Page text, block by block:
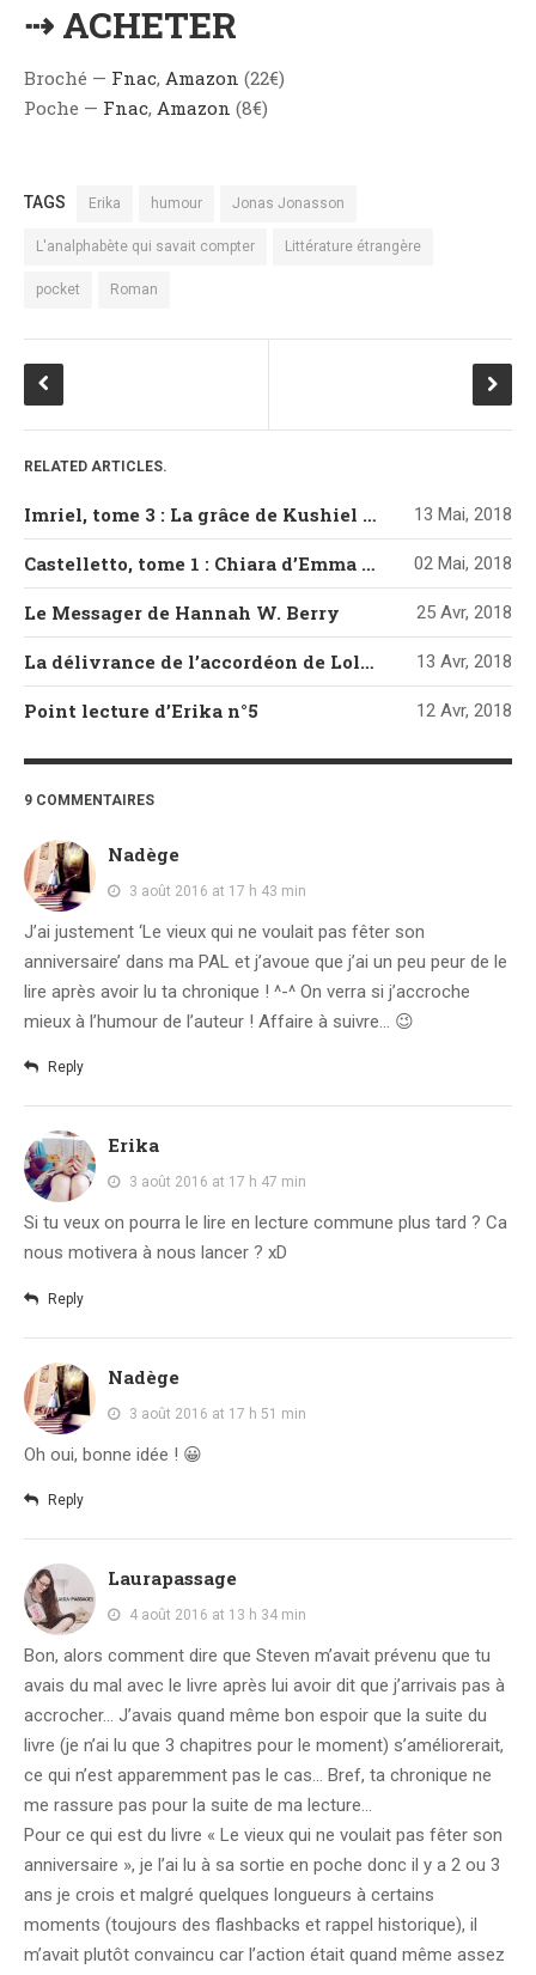
⇢ ACHETER
Broché — Fnac, Amazon (22€)
Poche — Fnac, Amazon (8€)
TAGS Erika humour Jonas Jonasson
L'analphabète qui savait compter Littérature étrangère
pocket Roman
RELATED ARTICLES.
Imriel, tome 3 : La grâce de Kushiel de Jacqueline Carey 13 Mai, 2018
Castelletto, tome 1 : Chiara d’Emma Mars 02 Mai, 2018
Le Messager de Hannah W. Berry 25 Avr, 2018
La délivrance de l’accordéon de Loli Artésia 13 Avr, 2018
Point lecture d’Erika n°5 12 Avr, 2018
9 COMMENTAIRES
Nadège
3 août 2016 at 17 h 43 min
J’ai justement ‘Le vieux qui ne voulait pas fêter son
anniversaire’ dans ma PAL et j’avoue que j’ai un peu peur de le
lire après avoir lu ta chronique ! ^-^ On verra si j’accroche
mieux à l’humour de l’auteur ! Affaire à suivre… 😉
Reply
Erika
3 août 2016 at 17 h 47 min
Si tu veux on pourra le lire en lecture commune plus tard ? Ca
nous motivera à nous lancer ? xD
Reply
Nadège
3 août 2016 at 17 h 51 min
Oh oui, bonne idée ! 😀
Reply
Laurapassage
4 août 2016 at 13 h 34 min
Bon, alors comment dire que Steven m’avait prévenu que tu
avais du mal avec le livre après lui avoir dit que j’arrivais pas à
accrocher… J’avais quand même bon espoir que la suite du
livre (je n’ai lu que 3 chapitres pour le moment) s’améliorerait,
ce qui n’est apparemment pas le cas… Bref, ta chronique ne
me rassure pas pour la suite de ma lecture…
Pour ce qui est du livre « Le vieux qui ne voulait pas fêter son
anniversaire », je l’ai lu à sa sortie en poche donc il y a 2 ou 3
ans je crois et malgré quelques longueurs à certains
moments (toujours des flashbacks et rappel historique), il
m’avait plutôt convaincu car l’action était quand même assez